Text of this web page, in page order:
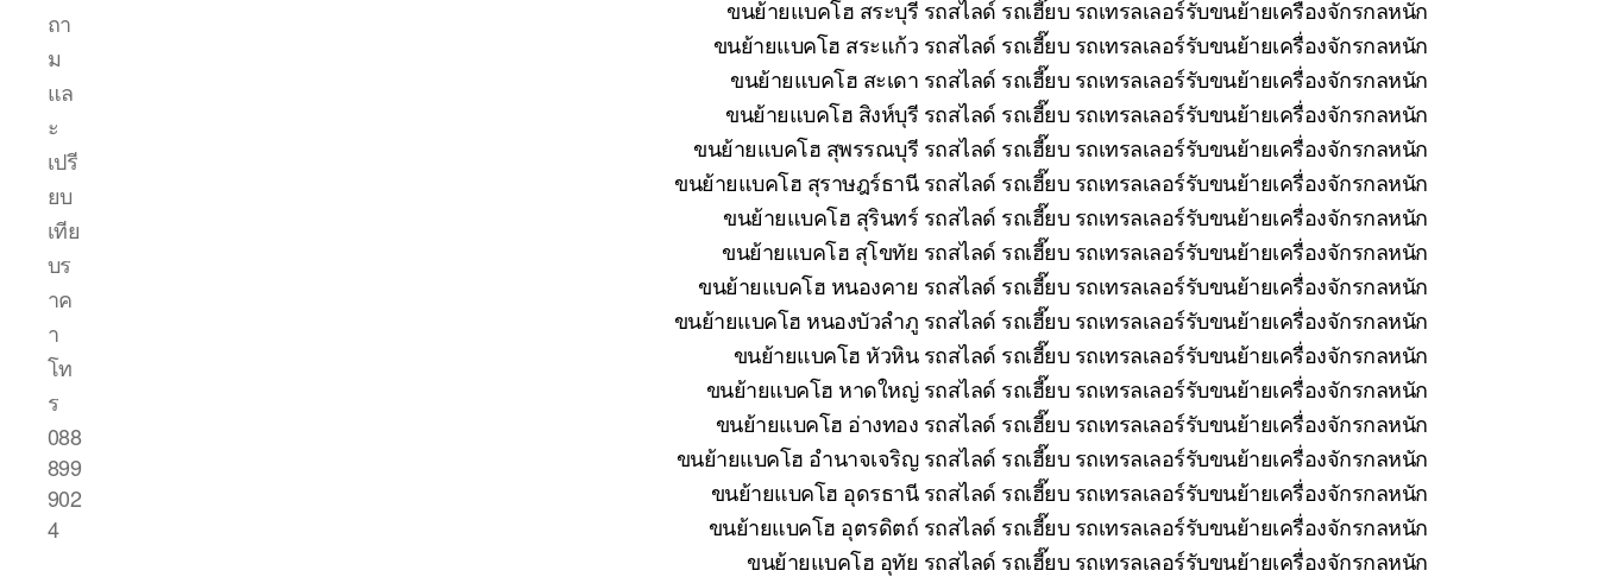
ถา
ม
แล
ะ
เปรี
ยบ
เทีย
บร
าค
า
โท
ร
088
899
902
4
ขนย้ายแบคโฮ สระบุรี รถสไลด์ รถเฮี๊ยบ รถเทรลเลอร์รับขนย้ายเครื่องจักรกลหนัก
ขนย้ายแบคโฮ สระแก้ว รถสไลด์ รถเฮี๊ยบ รถเทรลเลอร์รับขนย้ายเครื่องจักรกลหนัก
ขนย้ายแบคโฮ สะเดา รถสไลด์ รถเฮี๊ยบ รถเทรลเลอร์รับขนย้ายเครื่องจักรกลหนัก
ขนย้ายแบคโฮ สิงห์บุรี รถสไลด์ รถเฮี๊ยบ รถเทรลเลอร์รับขนย้ายเครื่องจักรกลหนัก
ขนย้ายแบคโฮ สุพรรณบุรี รถสไลด์ รถเฮี๊ยบ รถเทรลเลอร์รับขนย้ายเครื่องจักรกลหนัก
ขนย้ายแบคโฮ สุราษฎร์ธานี รถสไลด์ รถเฮี๊ยบ รถเทรลเลอร์รับขนย้ายเครื่องจักรกลหนัก
ขนย้ายแบคโฮ สุรินทร์ รถสไลด์ รถเฮี๊ยบ รถเทรลเลอร์รับขนย้ายเครื่องจักรกลหนัก
ขนย้ายแบคโฮ สุโขทัย รถสไลด์ รถเฮี๊ยบ รถเทรลเลอร์รับขนย้ายเครื่องจักรกลหนัก
ขนย้ายแบคโฮ หนองคาย รถสไลด์ รถเฮี๊ยบ รถเทรลเลอร์รับขนย้ายเครื่องจักรกลหนัก
ขนย้ายแบคโฮ หนองบัวลำภู รถสไลด์ รถเฮี๊ยบ รถเทรลเลอร์รับขนย้ายเครื่องจักรกลหนัก
ขนย้ายแบคโฮ หัวหิน รถสไลด์ รถเฮี๊ยบ รถเทรลเลอร์รับขนย้ายเครื่องจักรกลหนัก
ขนย้ายแบคโฮ หาดใหญ่ รถสไลด์ รถเฮี๊ยบ รถเทรลเลอร์รับขนย้ายเครื่องจักรกลหนัก
ขนย้ายแบคโฮ อ่างทอง รถสไลด์ รถเฮี๊ยบ รถเทรลเลอร์รับขนย้ายเครื่องจักรกลหนัก
ขนย้ายแบคโฮ อำนาจเจริญ รถสไลด์ รถเฮี๊ยบ รถเทรลเลอร์รับขนย้ายเครื่องจักรกลหนัก
ขนย้ายแบคโฮ อุดรธานี รถสไลด์ รถเฮี๊ยบ รถเทรลเลอร์รับขนย้ายเครื่องจักรกลหนัก
ขนย้ายแบคโฮ อุตรดิตถ์ รถสไลด์ รถเฮี๊ยบ รถเทรลเลอร์รับขนย้ายเครื่องจักรกลหนัก
ขนย้ายแบคโฮ อุทัย รถสไลด์ รถเฮี๊ยบ รถเทรลเลอร์รับขนย้ายเครื่องจักรกลหนัก